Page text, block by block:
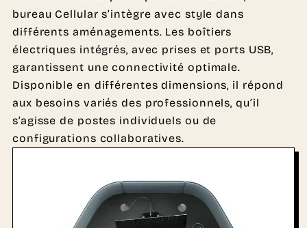
bureau Cellular s’intègre avec style dans
différents aménagements. Les boîtiers
électriques intégrés, avec prises et ports USB,
garantissent une connectivité optimale.
Disponible en différentes dimensions, il répond
aux besoins variés des professionnels, qu’il
s’agisse de postes individuels ou de
configurations collaboratives.